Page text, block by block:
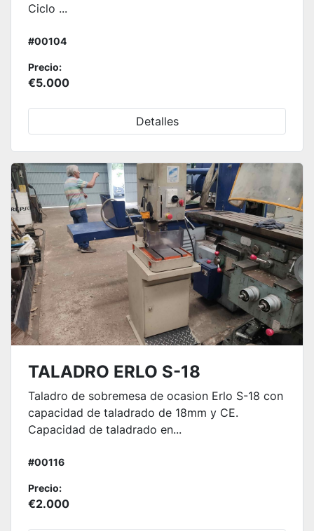
Ciclo ...
#00104
Precio:
€5.000
Detalles
TALADRO ERLO S-18
Taladro de sobremesa de ocasion Erlo S-18 con
capacidad de taladrado de 18mm y CE.
Capacidad de taladrado en...
#00116
Precio:
€2.000